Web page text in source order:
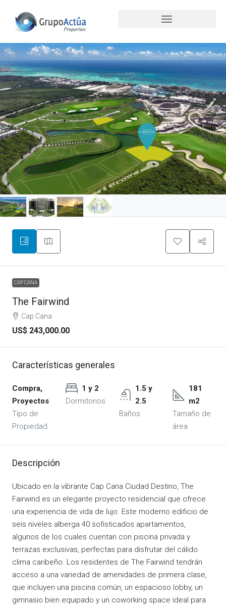
CAP CANA
The Fairwind
Cap Cana
US$ 243,000.00
Características generales
Compra,
Proyectos
Tipo de
Propiedad
1 y 2
Dormitorios
1.5 y
2.5
Baños
181
m2
Tamaño de
área
Descripción
Ubicado en la vibrante Cap Cana Ciudad Destino, The
Fairwind es un elegante proyecto residencial que ofrece
una experiencia de vida de lujo. Este moderno edificio de
seis niveles alberga 40 sofisticados apartamentos,
algunos de los cuales cuentan con piscina privada y
terrazas exclusivas, perfectas para disfrutar del cálido
clima caribeño. Los residentes de The Fairwind tendrán
acceso a una variedad de amenidades de primera clase,
que incluyen una piscina común, un espacioso lobby, un
gimnasio bien equipado y un coworking space ideal para